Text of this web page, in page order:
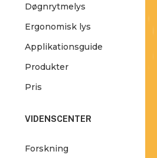
Døgnrytmelys
Ergonomisk lys
Applikationsguide
Produkter
Pris
VIDENSCENTER
Forskning